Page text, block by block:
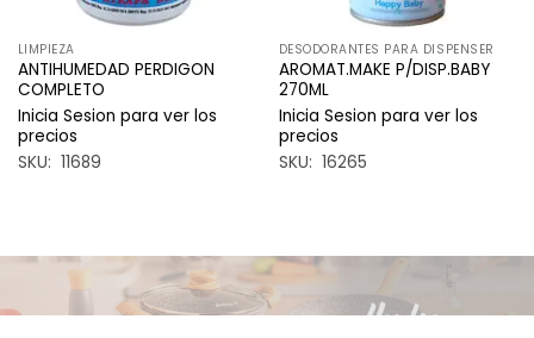
LIMPIEZA
ANTIHUMEDAD PERDIGON
COMPLETO
Inicia Sesion para ver los
precios
SKU: 11689
DESODORANTES PARA DISPENSER
AROMAT.MAKE P/DISP.BABY
270ML
Inicia Sesion para ver los
precios
SKU: 16265